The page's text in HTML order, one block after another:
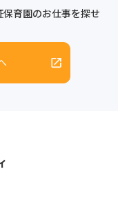
育園のお仕事を探せ